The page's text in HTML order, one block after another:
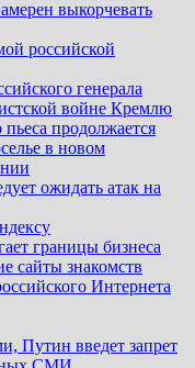
выкорчевать
российской
генерала
войне Кремлю
продолжается
в новом
ожидать атак на
границы бизнеса
сайты знакомств
Интернета
Путин введет запрет